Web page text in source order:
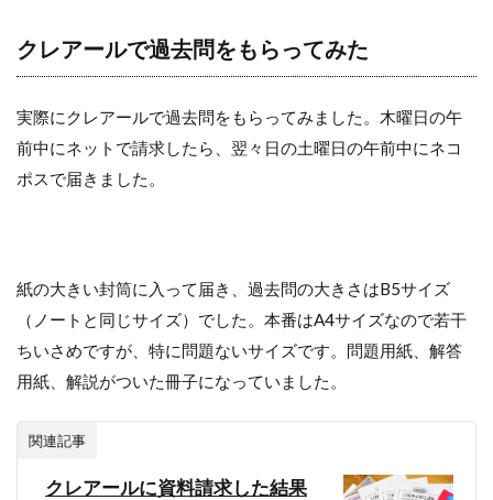
クレアールで過去問をもらってみた
実際にクレアールで過去問をもらってみました。木曜日の午
前中にネットで請求したら、翌々日の土曜日の午前中にネコ
ポスで届きました。
紙の大きい封筒に入って届き、過去問の大きさはB5サイズ
（ノートと同じサイズ）でした。本番はA4サイズなので若干
ちいさめですが、特に問題ないサイズです。問題用紙、解答
用紙、解説がついた冊子になっていました。
関連記事
クレアールに資料請求した結果